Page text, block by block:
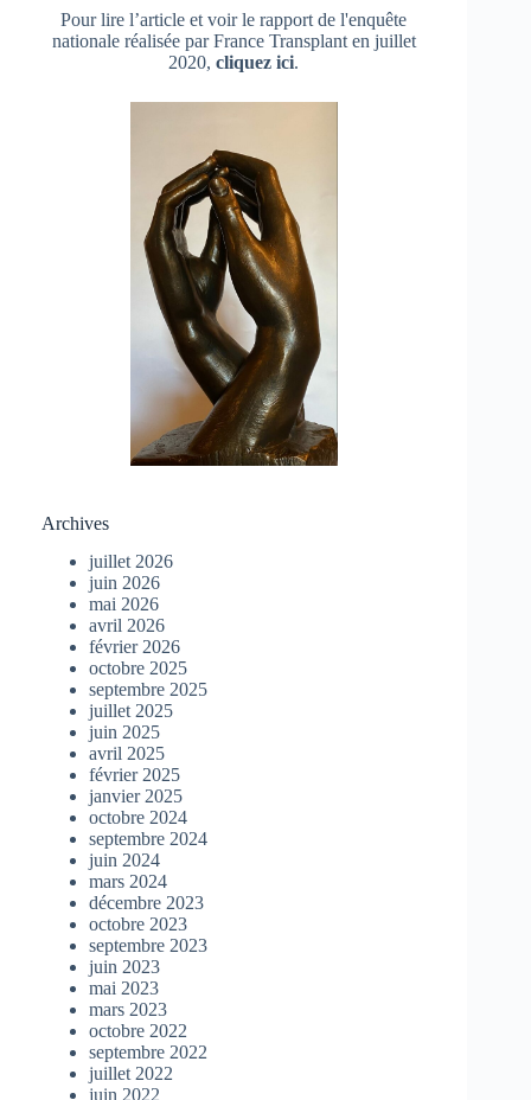
Pour lire l’article et voir le rapport de l'enquête
nationale réalisée par France Transplant en juillet
2020,cliquez ici.
Archives
juillet 2026
juin 2026
mai 2026
avril 2026
février 2026
octobre 2025
septembre 2025
juillet 2025
juin 2025
avril 2025
février 2025
janvier 2025
octobre 2024
septembre 2024
juin 2024
mars 2024
décembre 2023
octobre 2023
septembre 2023
juin 2023
mai 2023
mars 2023
octobre 2022
septembre 2022
juillet 2022
juin 2022